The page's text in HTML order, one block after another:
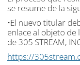
se resume de la
•El nuevo titular
enlace al objeto
de 305 STREAM,
https://